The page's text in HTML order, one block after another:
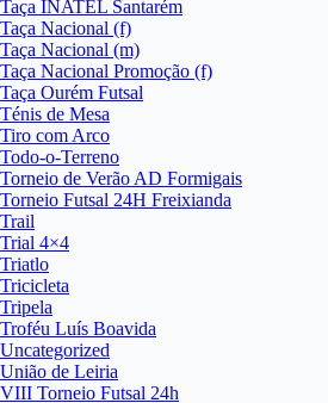
Taça INATEL Santarém
Taça Nacional (f)
Taça Nacional (m)
Taça Nacional Promoção (f)
Taça Ourém Futsal
Ténis de Mesa
Tiro com Arco
Todo-o-Terreno
Torneio de Verão AD Formigais
Torneio Futsal 24H Freixianda
Trail
Trial 4×4
Triatlo
Tricicleta
Tripela
Troféu Luís Boavida
Uncategorized
União de Leiria
VIII Torneio Futsal 24h